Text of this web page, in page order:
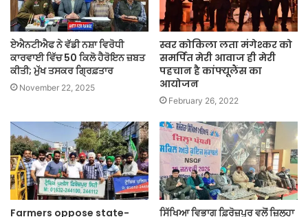
ਏਐਨਟੀਐਫ ਨੇ ਵੱਡੀ ਨਸ਼ਾ ਵਿਰੋਧੀ
ਕਾਰਵਾਈ ਵਿੱਚ 50 ਕਿਲੋ ਹੈਰੋਇਨ ਜ਼ਬਤ
ਕੀਤੀ; ਮੁੱਖ ਤਸਕਰ ਗ੍ਰਿਫ਼ਤਾਰ
November 22, 2025
स्वर कोकिला लता मंगेश्कर को
समर्पित मेरी आवाज ही मेरी
पहचान है कांफ्यूलैंस का
आयोजन
February 26, 2022
Farmers oppose state- ਸਿੱਖਿਆ ਵਿਭਾਗ ਫ਼ਿਰੋਜ਼ਪੁਰ ਵਲੋਂ ਜ਼ਿਲ੍ਹਾ